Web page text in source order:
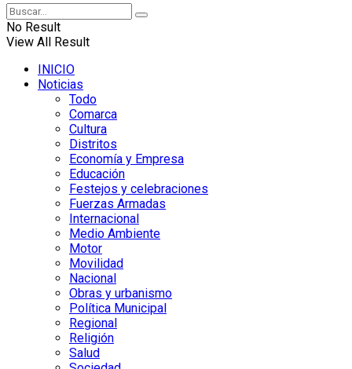
No Result
View All Result
INICIO
Noticias
Todo
Comarca
Cultura
Distritos
Economía y Empresa
Educación
Festejos y celebraciones
Fuerzas Armadas
Internacional
Medio Ambiente
Motor
Movilidad
Nacional
Obras y urbanismo
Política Municipal
Regional
Religión
Salud